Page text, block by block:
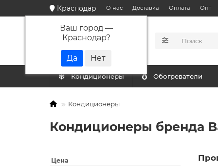
Краснодар
Ваш город —
Краснодар?
О нас Доставка Оплата Опт
КАТАЛОГ
Кондиционеры Обогреватели
Кондиционеры
Кондиционеры бренда
Цена